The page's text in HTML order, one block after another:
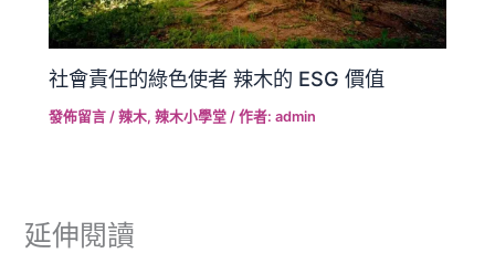
社會責任的綠色使者 辣木的 ESG 價值
發佈留言 /辣木,辣木小學堂 / 作者:admin
延伸閱讀